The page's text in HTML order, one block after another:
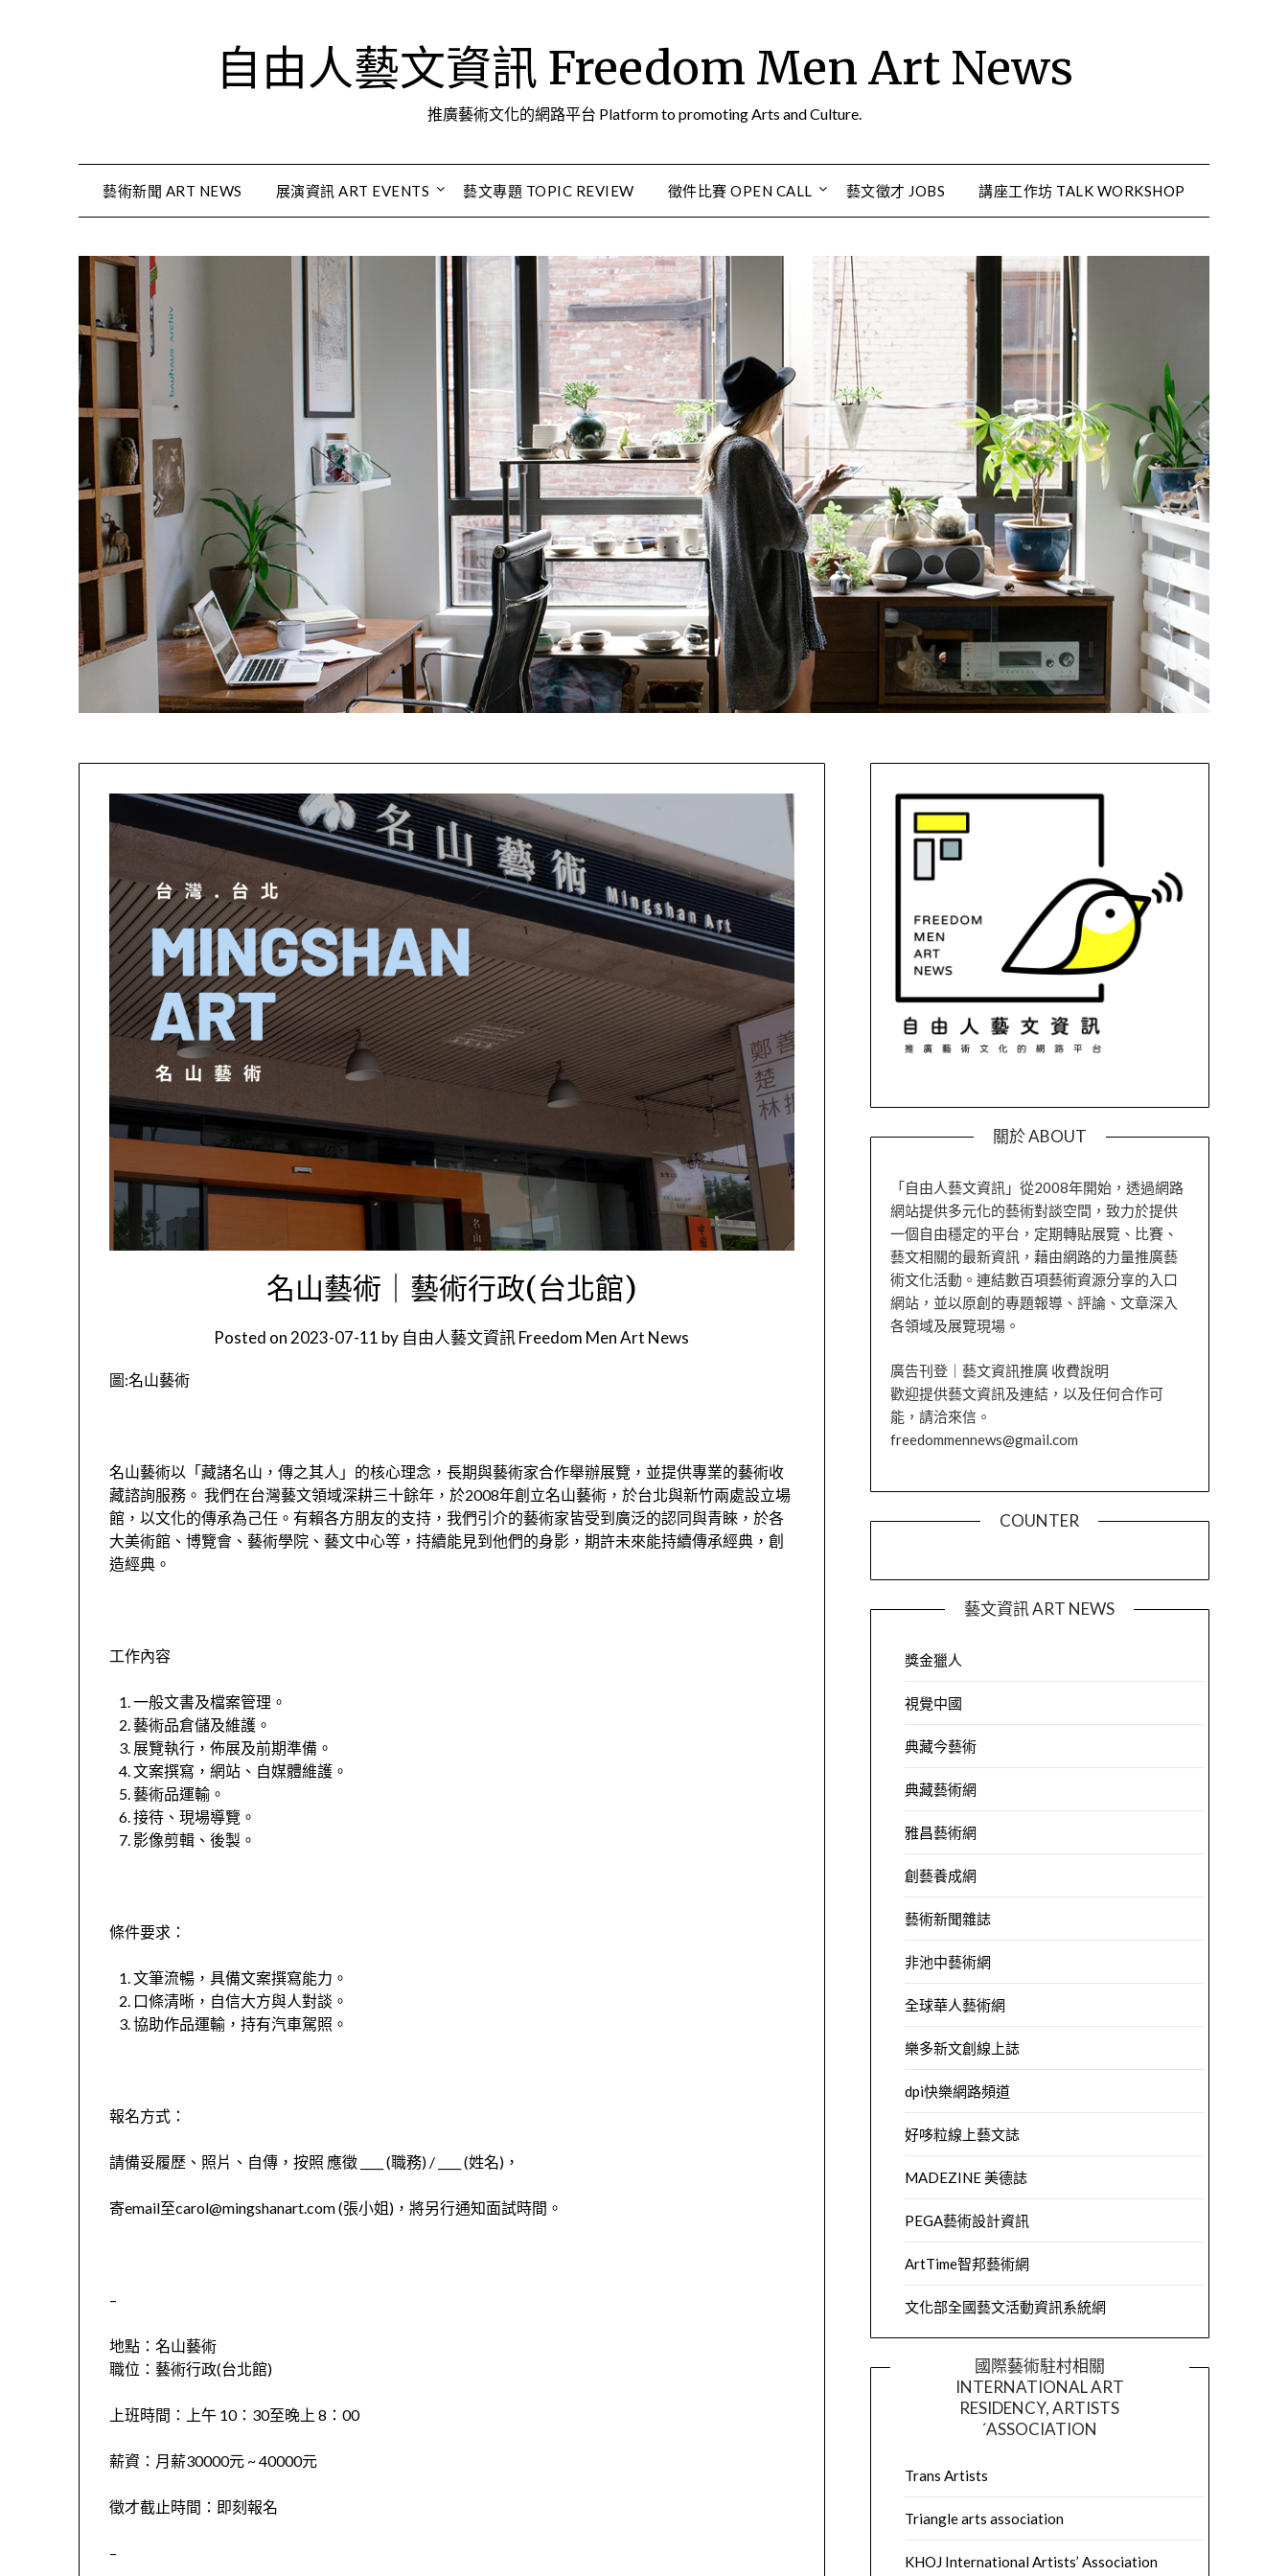
自由人藝文資訊 Freedom Men Art News
推廣藝術文化的網路平台 Platform to promoting Arts and Culture.
藝術新聞 ART NEWS 展演資訊 ART EVENTS 藝文專題 TOPIC REVIEW 徵件比賽 OPEN CALL 藝文徵才 JOBS 講座工作坊 TALK WORKSHOP
名山藝術｜藝術行政(台北館)
Posted on 2023-07-11 by 自由人藝文資訊 Freedom Men Art News
圖:名山藝術
名山藝術以「藏諸名山，傳之其人」的核心理念，長期與藝術家合作舉辦展覽，並提供專業的藝術收
藏諮詢服務。 我們在台灣藝文領域深耕三十餘年，於2008年創立名山藝術，於台北與新竹兩處設立場
館，以文化的傳承為己任。有賴各方朋友的支持，我們引介的藝術家皆受到廣泛的認同與青睞，於各
大美術館、博覽會、藝術學院、藝文中心等，持續能見到他們的身影，期許未來能持續傳承經典，創
造經典。
工作內容
一般文書及檔案管理。
藝術品倉儲及維護。
展覽執行，佈展及前期準備。
文案撰寫，網站、自媒體維護。
藝術品運輸。
接待、現場導覽。
影像剪輯、後製。
條件要求：
文筆流暢，具備文案撰寫能力。
口條清晰，自信大方與人對談。
協助作品運輸，持有汽車駕照。
報名方式：
請備妥履歷、照片、自傳，按照 應徵 ____ (職務) / ____ (姓名)，
寄email至carol@mingshanart.com (張小姐)，將另行通知面試時間。
–
地點：名山藝術
職位：藝術行政(台北館)
上班時間：上午 10：30至晚上 8：00
薪資 ： 月薪30000元 ~ 40000元
徵才截止時間： 即刻報名
–
關於 ABOUT
「自由人藝文資訊」從2008年開始，透過網路
網站提供多元化的藝術對談空間，致力於提供
一個自由穩定的平台，定期轉貼展覽、比賽、
藝文相關的最新資訊，藉由網路的力量推廣藝
術文化活動。連結數百項藝術資源分享的入口
網站，並以原創的專題報導、評論、文章深入
各領域及展覽現場。
廣告刊登｜藝文資訊推廣 收費說明
歡迎提供藝文資訊及連結，以及任何合作可
能，請洽來信。
freedommennews@gmail.com
COUNTER
藝文資訊 ART NEWS
獎金獵人
視覺中國
典藏今藝術
典藏藝術網
雅昌藝術網
創藝養成網
藝術新聞雜誌
非池中藝術網
全球華人藝術網
樂多新文創線上誌
dpi快樂網路頻道
好哆粒線上藝文誌
MADEZINE 美德誌
PEGA藝術設計資訊
ArtTime智邦藝術網
文化部全國藝文活動資訊系統網
國際藝術駐村相關
INTERNATIONAL ART
RESIDENCY, ARTISTS
´ASSOCIATION
Trans Artists
Triangle arts association
KHOJ International Artists’ Association